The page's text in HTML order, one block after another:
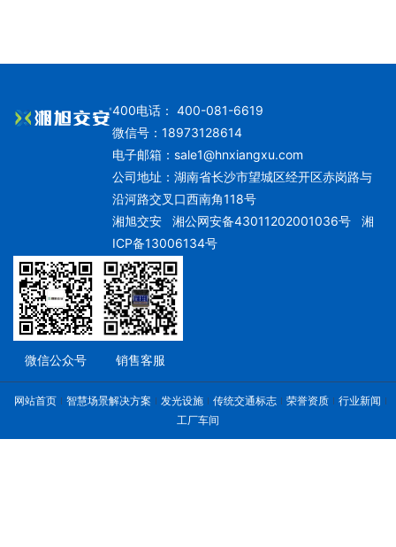
400电话： 400-081-6619
微信号：18973128614
电子邮箱： sale1@hnxiangxu.com
公司地址：湖南省长沙市望城区经开区赤岗路与
沿河路交叉口西南角118号
湘旭交安湘公网安备43011202001036号
湘
ICP备13006134号
微信公众号 销售客服
网站首页 智慧场景解决方案 发光设施 传统交通标志 荣誉资质
行业新闻
工厂车间